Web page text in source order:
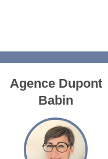
Agence Dupont
Babin